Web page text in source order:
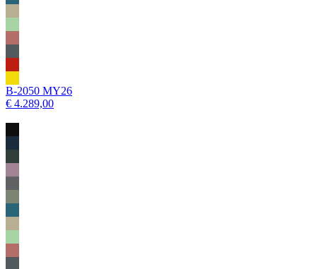
B-2050 MY26
€ 4.289,00